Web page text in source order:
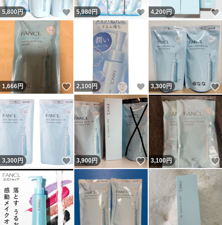
5,800円 いいね！
5,980円 いいね！
4,200円
1,666円 いいね！
2,100 円 いいね！
3,300円
3,300円 いいね！
3,900円 いいね！
3,100円